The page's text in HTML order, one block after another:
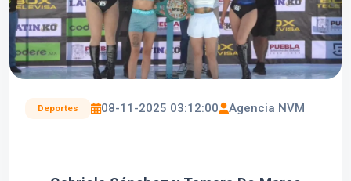
Deportes 08-11-2025 03:12:00 Agencia NVM